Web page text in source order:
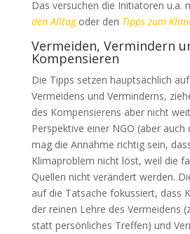
Das versuchen die Initiatoren u.a.
den Alltagoder den Tipps zum
Vermeiden, Vermindern
Kompensieren
Die Tipps setzen hauptsächlich
Vermeidens und Verminderns,
des Kompensierens aber nicht
Perspektive einer NGO (aber auch
mag die Annahme richtig sein,
Klimaproblem nicht löst, weil die
Quellen nicht verändert werden.
auf die Tatsache fokussiert, dass
der reinen Lehre des Vermeidens
statt persönliches Treffen) und